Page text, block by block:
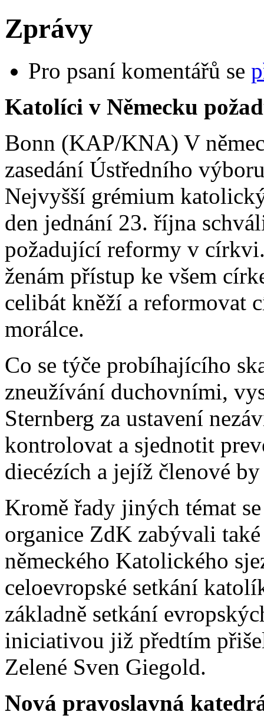
Zprávy
Pro psaní komentářů se
Katolíci v Německu
Bonn (KAP/KNA) V
zasedání Ústředního
Nejvyšší grémium
den jednání 23. října
požadující reformy v
ženám přístup ke všem
celibát kněží a reformovat
morálce.
Co se týče probíhajícího
zneužívání duchovními,
Sternberg za ustavení
kontrolovat a sjednotit
diecézích a jejíž členové
Kromě řady jiných témat
organice ZdK zabývali
německého Katolického
celoevropské setkání
základně setkání
iniciativou již předtím
Zelené Sven Giegold.
Nová pravoslavná